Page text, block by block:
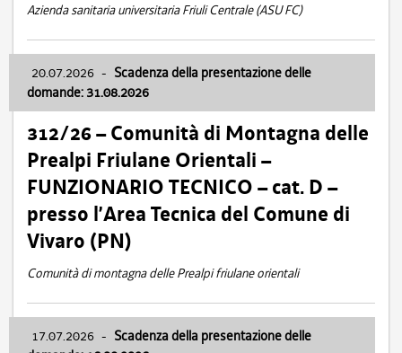
Azienda sanitaria universitaria Friuli Centrale (ASU FC)
20.07.2026 - Scadenza della presentazione delle
domande: 31.08.2026
312/26 – Comunità di Montagna delle
Prealpi Friulane Orientali –
FUNZIONARIO TECNICO – cat. D –
presso l’Area Tecnica del Comune di
Vivaro (PN)
Comunità di montagna delle Prealpi friulane orientali
17.07.2026 - Scadenza della presentazione delle